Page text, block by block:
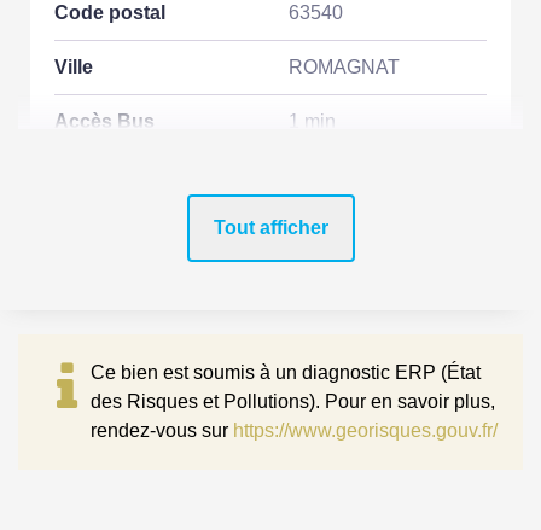
Code postal 63540
Ville ROMAGNAT
Accès Bus 1 min
l'encadrement des
loyers
Tout afficher
Ce bien est soumis à un diagnostic ERP (État
des Risques et Pollutions). Pour en savoir plus,
rendez-vous sur https://www.georisques.gouv.fr/